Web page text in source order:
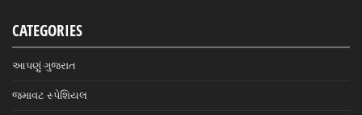
CATEGORIES
આપણું ગુજરાત
જમાવટ સ્પેશિયલ